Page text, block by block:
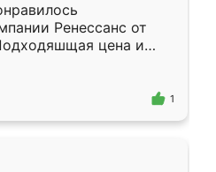
Ренессанс от
цена и
Приехавший
Владислав
эскизу самый
1